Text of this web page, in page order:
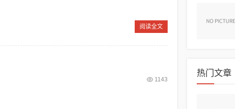
阅读全文
1143
热门文章